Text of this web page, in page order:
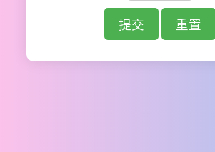
提交 重置